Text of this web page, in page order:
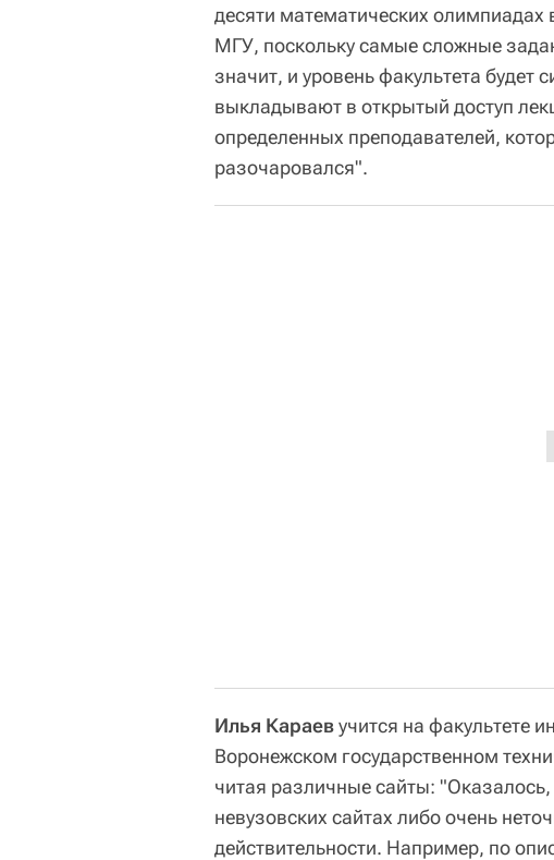
десяти математических
МГУ, поскольку самые сложные
значит, и уровень факультета
выкладывают в открытый доступ
определенных преподавателей,
разочаровался".
Илья Караевучится на факультете
Воронежском государственном
читая различные сайты:
невузовских сайтах либо очень
действительности. Например, по